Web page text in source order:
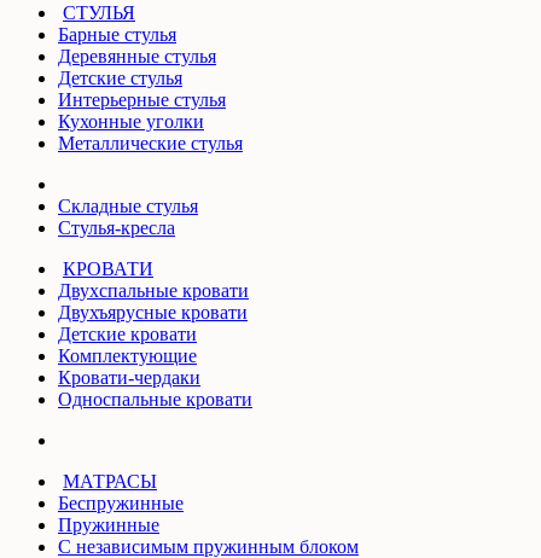
СТУЛЬЯ
Барные стулья
Деревянные стулья
Детские стулья
Интерьерные стулья
Кухонные уголки
Металлические стулья
Складные стулья
Стулья-кресла
КРОВАТИ
Двухспальные кровати
Двухъярусные кровати
Детские кровати
Комплектующие
Кровати-чердаки
Односпальные кровати
МАТРАСЫ
Беспружинные
Пружинные
С независимым пружинным блоком